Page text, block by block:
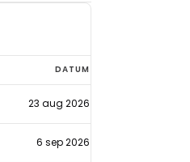
DATUM
23 aug 2026
6 sep 2026